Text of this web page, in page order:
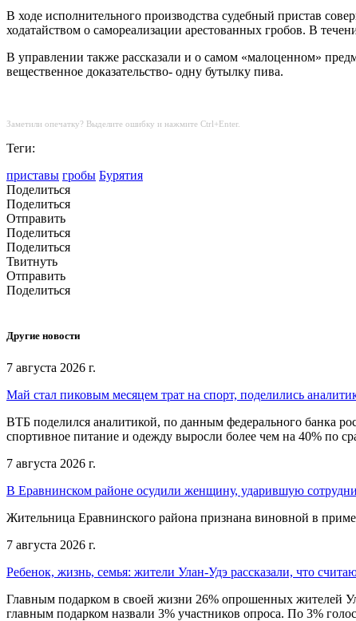
В ходе исполнительного производства судебный пристав
ходатайством о самореализации арестованных гробов. В
В управлении также рассказали и о самом «малоценном»
вещественное доказательство- одну бутылку пива.
Заметили опечатку? Выделите ошибку и нажмите Ctrl+Enter.
Теги:
приставы гробы Бурятия
Поделиться
Поделиться
Отправить
Поделиться
Поделиться
Твитнуть
Отправить
Поделиться
Другие новости
7 августа 2026 г.
Май стал пиковым месяцем трат на спорт, поделились
ВТБ поделился аналитикой, по данным федерального банка
спортивное питание и одежду выросли более чем на 40% по
7 августа 2026 г.
В Еравнинском районе осудили женщину, ударившую
Жительница Еравнинского района признана виновной в
7 августа 2026 г.
Ребенок, жизнь, семья: жители Улан-Удэ рассказали, что
Главным подарком в своей жизни 26% опрошенных жителей
главным подарком назвали 3% участников опроса. По 3%